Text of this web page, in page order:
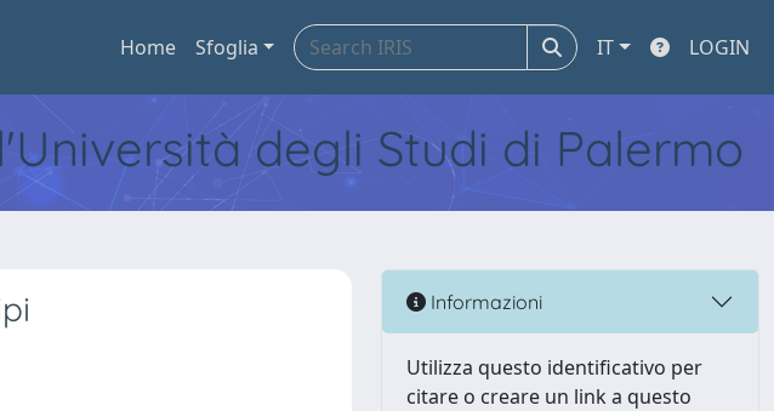
Home Sfoglia IT LOGIN
degli Studi di Palermo
Informazioni
Utilizza questo identificativo per
citare o creare un link a questo